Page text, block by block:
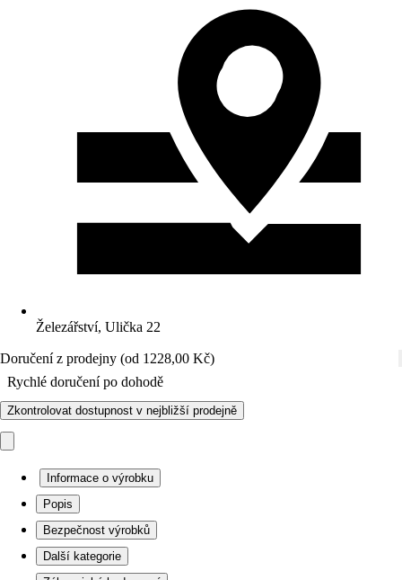
Železářství, Ulička 22
Doručení z prodejny (od 1228,00 Kč)
Rychlé doručení po dohodě
Zkontrolovat dostupnost v nejbližší prodejně
Informace o výrobku
Popis
Bezpečnost výrobků
Další kategorie